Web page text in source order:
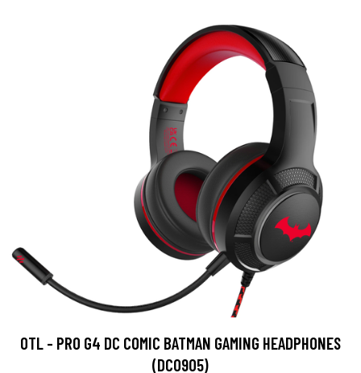
OTL - PRO G4 DC COMIC BATMAN GAMING HEADPHONES
(DC0905)